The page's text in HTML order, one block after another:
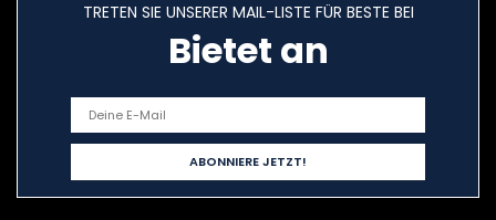
TRETEN SIE UNSERER MAIL-LISTE FÜR BESTE BEI
Bietet an